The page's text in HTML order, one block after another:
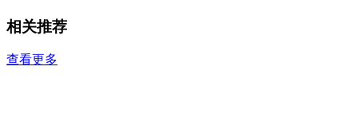
相关推荐
查看更多